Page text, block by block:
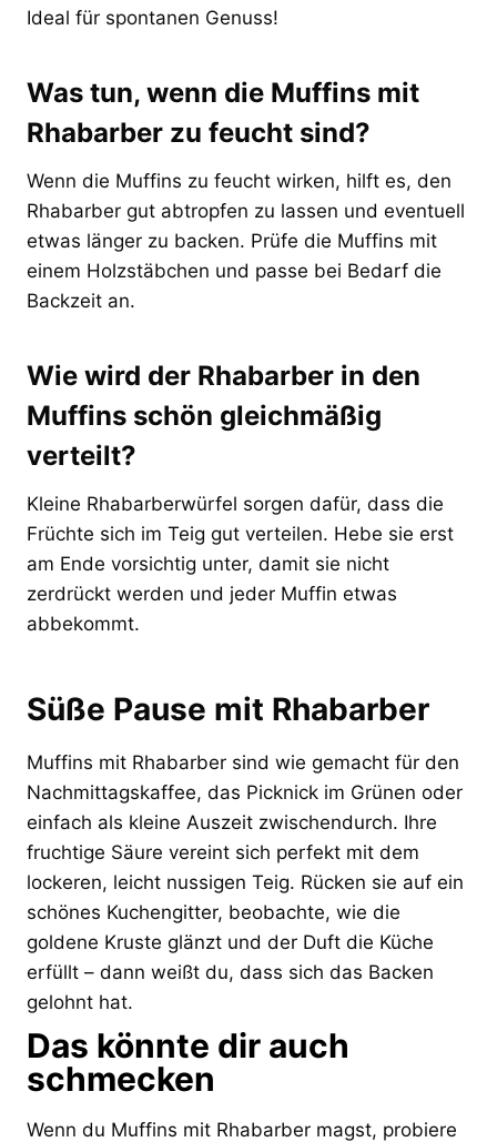
Ideal für spontanen Genuss!
Was tun, wenn die Muffins mit
Rhabarber zu feucht sind?
Wenn die Muffins zu feucht wirken, hilft es, den
Rhabarber gut abtropfen zu lassen und eventuell
etwas länger zu backen. Prüfe die Muffins mit
einem Holzstäbchen und passe bei Bedarf die
Backzeit an.
Wie wird der Rhabarber in den
Muffins schön gleichmäßig
verteilt?
Kleine Rhabarberwürfel sorgen dafür, dass die
Früchte sich im Teig gut verteilen. Hebe sie erst
am Ende vorsichtig unter, damit sie nicht
zerdrückt werden und jeder Muffin etwas
abbekommt.
Süße Pause mit Rhabarber
Muffins mit Rhabarber sind wie gemacht für den
Nachmittagskaffee, das Picknick im Grünen oder
einfach als kleine Auszeit zwischendurch. Ihre
fruchtige Säure vereint sich perfekt mit dem
lockeren, leicht nussigen Teig. Rücken sie auf ein
schönes Kuchengitter, beobachte, wie die
goldene Kruste glänzt und der Duft die Küche
erfüllt – dann weißt du, dass sich das Backen
gelohnt hat.
Das könnte dir auch
schmecken
Wenn du Muffins mit Rhabarber magst, probiere